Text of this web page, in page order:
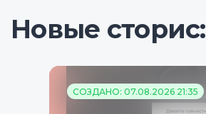
Новые сторис:
СОЗДАНО: 07.08.2026 21:35